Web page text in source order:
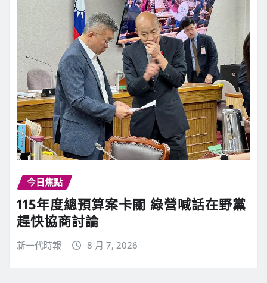
t
i
n
u
e
R
e
今日焦點
115年度總預算案卡關 綠營喊話在野黨
趕快協商討論
新一代時報 8 月 7, 2026